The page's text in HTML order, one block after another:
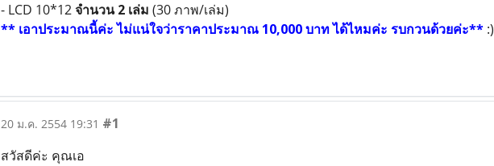
- LCD 10*12จำนวน 2 เล่ม (30 ภาพ/เล่ม)
** เอาประมาณนี้ค่ะ ไม่แน่ใจว่าราคาประมาณ 10,000 บาท ได้ไหมค่ะ รบกวนด้วยค่ะ**:)
20 ม.ค. 2554 19:31 #1
สวัสดีค่ะ คุณเอ